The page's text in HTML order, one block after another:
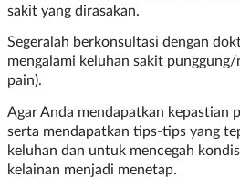
sakit yang dirasakan.
Segeralah berkonsultasi dengan
mengalami keluhan sakit
pain).
Agar Anda mendapatkan kepastian
serta mendapatkan tips-tips yang
keluhan dan untuk mencegah
kelainan menjadi menetap.